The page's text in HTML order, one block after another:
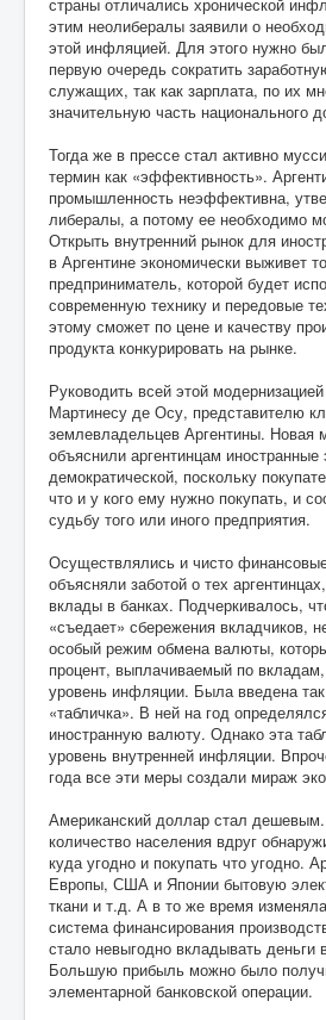
этим неолибералы заявили о
этой инфляцией. Для этого нужно
первую очередь сократить
служащих, так как зарплата, по их
значительную часть национального
Тогда же в прессе стал активно
термин как «эффективность».
промышленность неэффективна,
либералы, а потому ее необходимо
Открыть внутренний рынок для
в Аргентине экономически выживет
предприниматель, которой будет
современную технику и передовые
этому сможет по цене и качеству
продукта конкурировать на рынке.
Руководить всей этой
Мартинесу де Осу, представителю
землевладельцев Аргентины. Новая
объяснили аргентинцам
демократической, поскольку
что и у кого ему нужно покупать, и
судьбу того или иного предприятия.
Осуществлялись и чисто
объясняли заботой о тех
вклады в банках. Подчеркивалось,
«съедает» сбережения вкладчиков,
особый режим обмена валюты,
процент, выплачиваемый по
уровень инфляции. Была введена
«табличка». В ней на год
иностранную валюту. Однако эта
уровень внутренней инфляции.
года все эти меры создали мираж
Американский доллар стал
количество населения вдруг
куда угодно и покупать что угодно.
Европы, США и Японии бытовую
ткани и т.д. А в то же время
система финансирования
стало невыгодно вкладывать
Большую прибыль можно было
элементарной банковской операции.